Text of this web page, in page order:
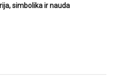
simbolika ir nauda